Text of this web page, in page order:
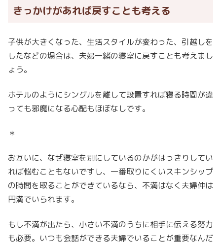
きっかけがあれば戻すことも考える
子供が大きくなった、生活スタイルが変わった、引越しを
したなどの場合は、夫婦一緒の寝室に戻すことも考えまし
ょう。
ホテルのようにシングルを離して設置すれば寝る時間が違
っても邪魔になる心配もほぼなしです。
＊
お互いに、なぜ寝室を別にしているのかがはっきりしてい
れば悩むこともないですし、一番取りにくいスキンシップ
の時間を取ることができているなら、不満はなく夫婦仲は
円満でいられます。
もし不満が出たら、小さい不満のうちに相手に伝える努力
も必要。いつも会話ができる夫婦でいることが重要なんだ